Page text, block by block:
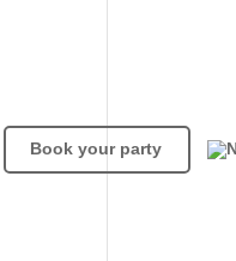
Book your party